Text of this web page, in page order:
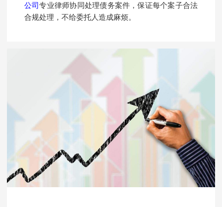
公司专业律师协同处理债务案件，保证每个案子合法
合规处理，不给委托人造成麻烦。